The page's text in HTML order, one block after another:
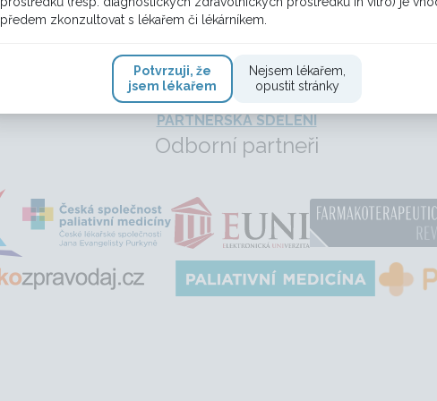
PARTNERSKÁ SDĚLENÍ
Odborní partneři
předem zkonzultovat s lékařem či lékárníkem.
Potvrzuji, že
jsem lékařem
Nejsem lékařem,
opustit stránky